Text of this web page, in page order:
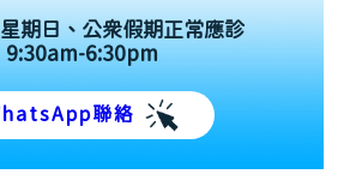
期日、公眾假期正常應診
9:30am-6:30pm
聯絡